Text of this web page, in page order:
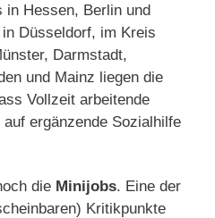
in Hessen, Berlin und
Düsseldorf, im Kreis
Darmstadt,
und Mainz liegen die
Vollzeit arbeitende
ergänzende Sozialhilfe
die Minijobs. Eine der
Kritikpunkte